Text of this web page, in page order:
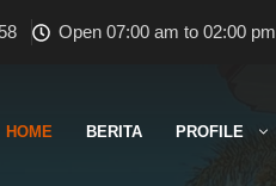
Open 07:00 am to 02:00 pm
HOME BERITA PROFILE